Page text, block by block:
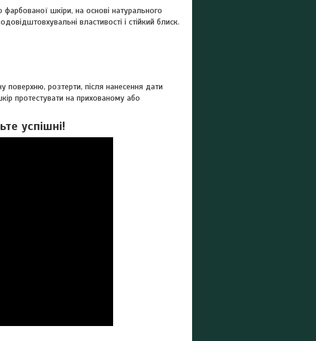
шкіри, на основі натурального
властивості і стійкий блиск.
розтерти, після нанесення дати
протестувати на прихованому або
успішні!